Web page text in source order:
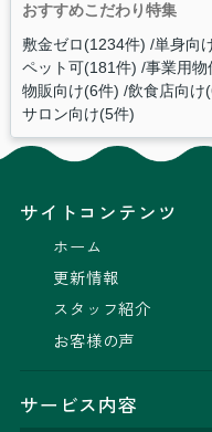
おすすめこだわり特集
敷金ゼロ(1234件) 単身向
ペット可(181件) 事業用物
物販向け(6件) 飲食店向け
サロン向け(5件)
サイトコンテンツ
ホーム
更新情報
スタッフ紹介
お客様の声
サービス内容